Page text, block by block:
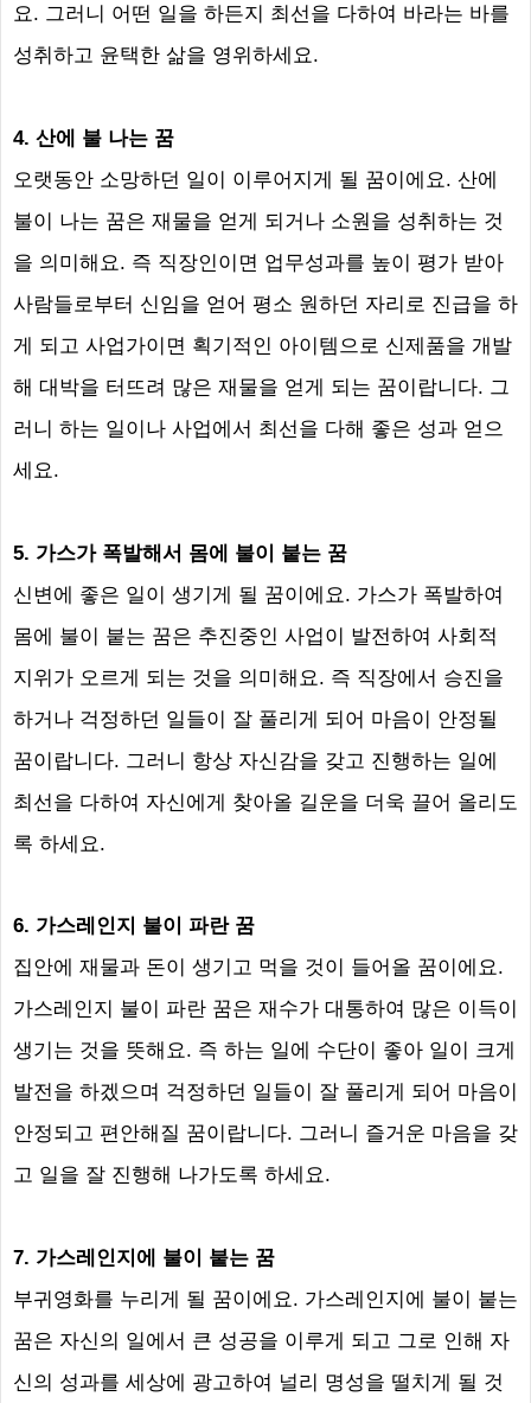
요. 그러니 어떤 일을 하든지 최선을 다하여 바라는 바를
성취하고 윤택한 삶을 영위하세요.
4. 산에 불 나는 꿈
오랫동안 소망하던 일이 이루어지게 될 꿈이에요. 산에
불이 나는 꿈은 재물을 얻게 되거나 소원을 성취하는 것
을 의미해요. 즉 직장인이면 업무성과를 높이 평가 받아
사람들로부터 신임을 얻어 평소 원하던 자리로 진급을 하
게 되고 사업가이면 획기적인 아이템으로 신제품을 개발
해 대박을 터뜨려 많은 재물을 얻게 되는 꿈이랍니다. 그
러니 하는 일이나 사업에서 최선을 다해 좋은 성과 얻으
세요.
5. 가스가 폭발해서 몸에 불이 붙는 꿈
신변에 좋은 일이 생기게 될 꿈이에요. 가스가 폭발하여
몸에 불이 붙는 꿈은 추진중인 사업이 발전하여 사회적
지위가 오르게 되는 것을 의미해요. 즉 직장에서 승진을
하거나 걱정하던 일들이 잘 풀리게 되어 마음이 안정될
꿈이랍니다. 그러니 항상 자신감을 갖고 진행하는 일에
최선을 다하여 자신에게 찾아올 길운을 더욱 끌어 올리도
록 하세요.
6. 가스레인지 불이 파란 꿈
집안에 재물과 돈이 생기고 먹을 것이 들어올 꿈이에요.
가스레인지 불이 파란 꿈은 재수가 대통하여 많은 이득이
생기는 것을 뜻해요. 즉 하는 일에 수단이 좋아 일이 크게
발전을 하겠으며 걱정하던 일들이 잘 풀리게 되어 마음이
안정되고 편안해질 꿈이랍니다. 그러니 즐거운 마음을 갖
고 일을 잘 진행해 나가도록 하세요.
7. 가스레인지에 불이 붙는 꿈
부귀영화를 누리게 될 꿈이에요. 가스레인지에 불이 붙는
꿈은 자신의 일에서 큰 성공을 이루게 되고 그로 인해 자
신의 성과를 세상에 광고하여 널리 명성을 떨치게 될 것